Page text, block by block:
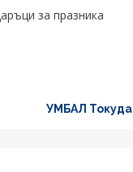
за празника
УМБАЛ Токуда